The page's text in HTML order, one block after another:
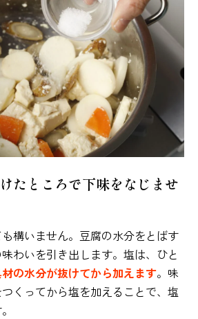
たところで下味をなじませ
構いません。豆腐の水分をとばす
わいを引き出します。塩は、ひと
の水分が抜けてから加えます。味
くってから塩を加えることで、塩